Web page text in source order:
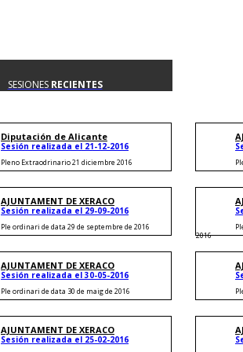
SESIONES RECIENTES
Diputación de Alicante
Sesión realizada el 21-12-2016
Pleno Extraodrinario 21 diciembre 2016
AJUNTAMENT DE XERACO
Sesión realizada el 29-09-2016
Ple ordinari de data 29 de septembre de 2016
2016
AJUNTAMENT DE XERACO
Sesión realizada el 30-05-2016
Ple ordinari de data 30 de maig de 2016
AJUNTAMENT DE XERACO
Sesión realizada el 25-02-2016